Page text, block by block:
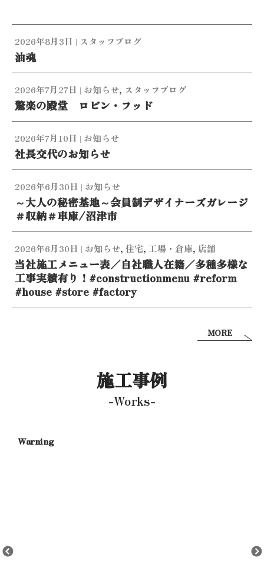
油魂
2026年8月3日 | スタッフブログ
驚楽の殿堂 ロビン・フッド
2026年7月27日 | お知らせ, スタッフブログ
社長交代のお知らせ
2026年7月10日 | お知らせ
～大人の秘密基地～会員制デザイナーズガレージ
＃収納＃車庫/沼津市
2026年6月30日 | お知らせ
当社施工メニュー表／自社職人在籍／多種多様な
工事実績有り！#constructionmenu #reform
#house #store #factory
2026年6月30日 | お知らせ, 住宅, 工場・倉庫, 店舗
MORE
施工事例
-Works-
Warning